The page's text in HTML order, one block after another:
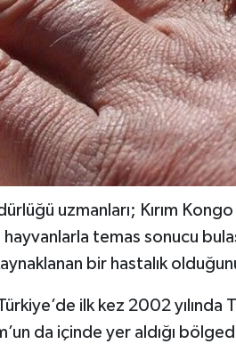
uzmanları; Kırım
temas sonucu
bir hastalık
ilk kez 2002
da içinde yer aldığı